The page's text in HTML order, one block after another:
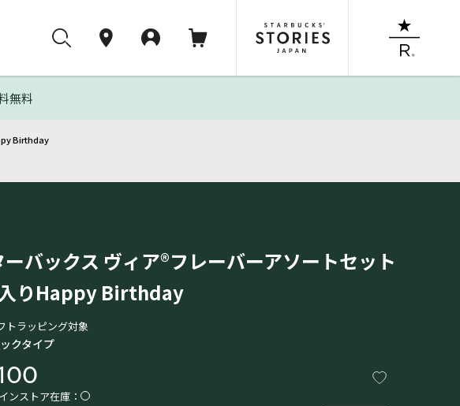
無料
Birthday
ーバックス ヴィア®フレーバーアソートセット
りHappy Birthday
トラッピング対象
クタイプ
ンストア在庫：